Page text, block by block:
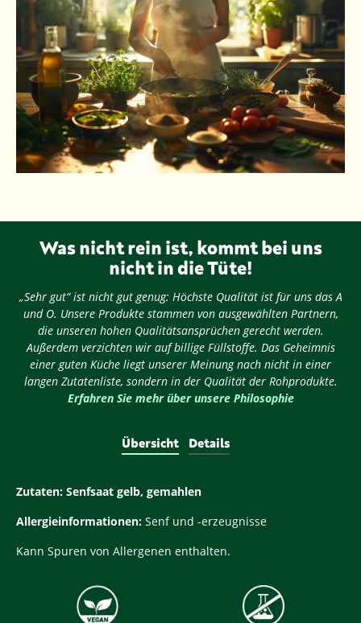
Was nicht rein ist, kommt bei uns
nicht in die Tüte!
„Sehr gut“ ist nicht gut genug: Höchste Qualität ist für uns das A
und O. Unsere Produkte stammen von ausgewählten Partnern,
die unseren hohen Qualitätsansprüchen gerecht werden.
Außerdem verzichten wir auf billige Füllstoffe. Das Geheimnis
einer guten Küche liegt unserer Meinung nach nicht in einer
langen Zutatenliste, sondern in der Qualität der Rohprodukte.
Erfahren Sie mehr über unsere Philosophie
Übersicht Details
Zutaten: Senfsaat gelb, gemahlen
Allergieinformationen: Senf und -erzeugnisse
Kann Spuren von Allergenen enthalten.